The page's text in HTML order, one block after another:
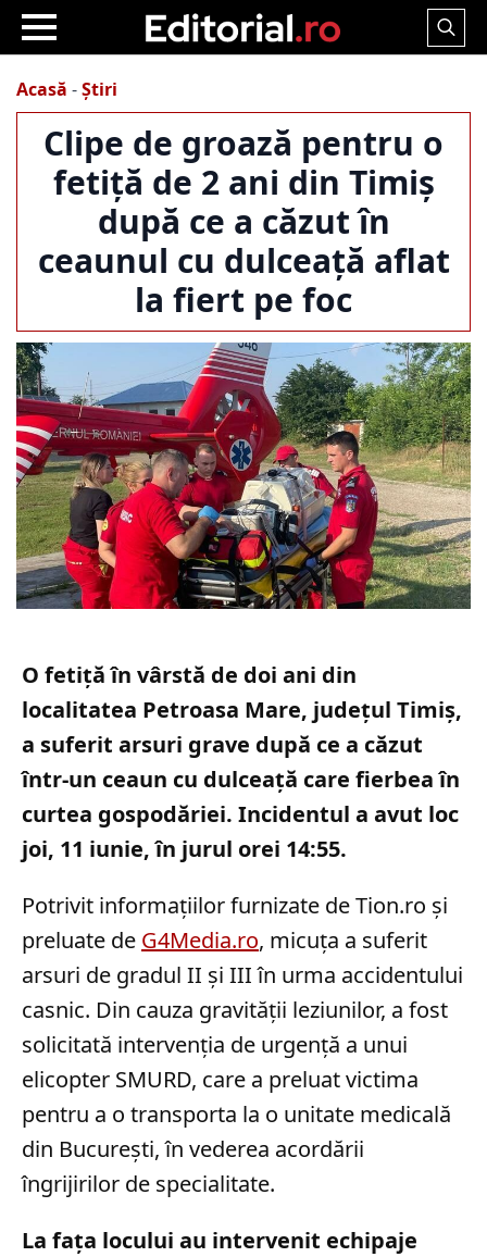
Search
Acasă -Știri
Clipe de groază pentru o
fetiță de 2 ani din Timiș
după ce a căzut în
ceaunul cu dulceață aflat
la fiert pe foc
O fetiță în vârstă de doi ani din
localitatea Petroasa Mare, județul Timiș,
a suferit arsuri grave după ce a căzut
într-un ceaun cu dulceață care fierbea în
curtea gospodăriei. Incidentul a avut loc
joi, 11 iunie, în jurul orei 14:55.
Potrivit informațiilor furnizate de Tion.ro și
preluate de G4Media.ro, micuța a suferit
arsuri de gradul II și III în urma accidentului
casnic. Din cauza gravității leziunilor, a fost
solicitată intervenția de urgență a unui
elicopter SMURD, care a preluat victima
pentru a o transporta la o unitate medicală
din București, în vederea acordării
îngrijirilor de specialitate.
La fața locului au intervenit echipaje